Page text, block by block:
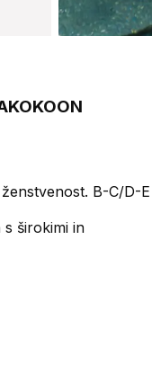
B-C/D-E
širokimi in